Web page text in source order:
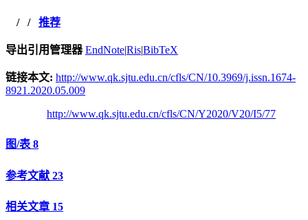
/ / 推荐
导出引用管理器 EndNote|Ris|BibTeX
链接本文: http://www.qk.sjtu.edu.cn/cfls/CN/10.3969/j.issn.1674-
8921.2020.05.009
http://www.qk.sjtu.edu.cn/cfls/CN/Y2020/V20/I5/77
图/表 8
参考文献 23
相关文章 15